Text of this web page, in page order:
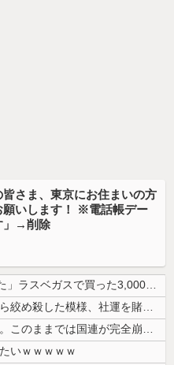
皆さま、東京にお住まいの方
願いします！ ※電話帳デー
」→削除
「2年間、たぶん1日4回は握ってた」ラスベガスで買った3,000円のキ...
フジテレビが金の卵を産む鶏を自ら絞め殺した模様、社運を賭けたドル箱コン...
国連事務総長「お金がありません。このままでは国連が完全崩壊します。助け...
いｗｗｗｗｗ